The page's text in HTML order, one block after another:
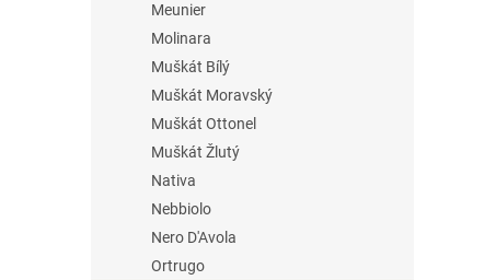
Meunier
Molinara
Muškát Bílý
Muškát Moravský
Muškát Ottonel
Muškát Žlutý
Nativa
Nebbiolo
Nero D'Avola
Ortrugo